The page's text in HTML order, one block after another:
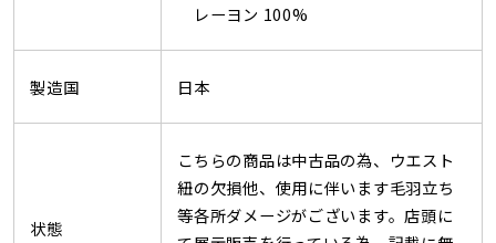
レーヨン 100%
製造国 日本
状態
こちらの商品は中古品の為、ウエスト
紐の欠損他、使用に伴います毛羽立ち
等各所ダメージがございます。店頭に